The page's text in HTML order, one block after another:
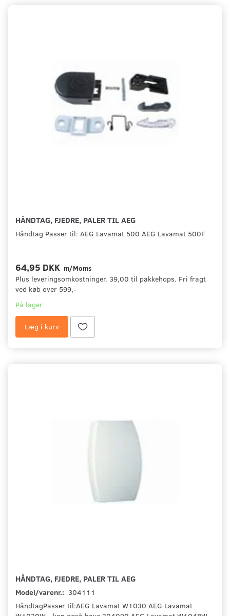
HÅNDTAG, FJEDRE, PALER TIL AEG
Håndtag Passer til: AEG Lavamat 500 AEG Lavamat 500F
64,95 DKK m/Moms
Plus leveringsomkostninger. 39,00 til pakkehops. Fri fragt
ved køb over 599,-
På lager
Læg i kurv
HÅNDTAG, FJEDRE, PALER TIL AEG
Model/varenr.: 304111
HåndtagPasser til:AEG Lavamat W1030 AEG Lavamat